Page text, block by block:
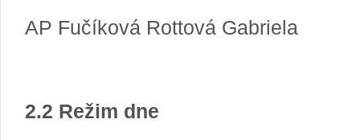
AP Fučíková Rottová Gabriela
2.2 Režim dne